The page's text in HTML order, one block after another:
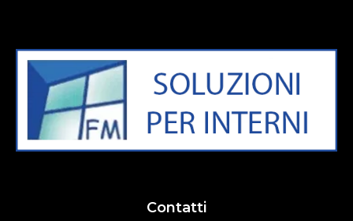
Contatti